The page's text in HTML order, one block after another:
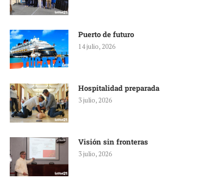
Puerto de futuro
14 julio, 2026
Hospitalidad preparada
3 julio, 2026
Visión sin fronteras
3 julio, 2026